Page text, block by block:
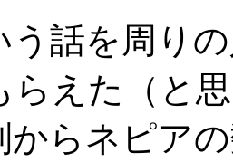
話を周りの
らえた（と
からネピア